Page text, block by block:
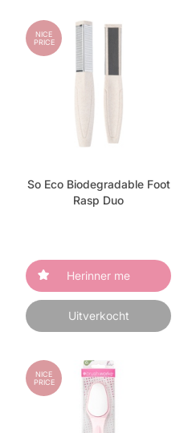
NICE
PRICE
So Eco Biodegradable Foot
Rasp Duo
Herinner me
Uitverkocht
NICE
PRICE